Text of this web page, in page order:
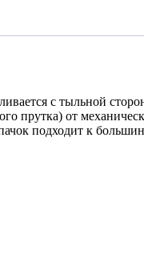
с тыльной
прутка) от
подходит к